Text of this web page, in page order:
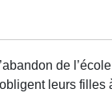
de
leurs